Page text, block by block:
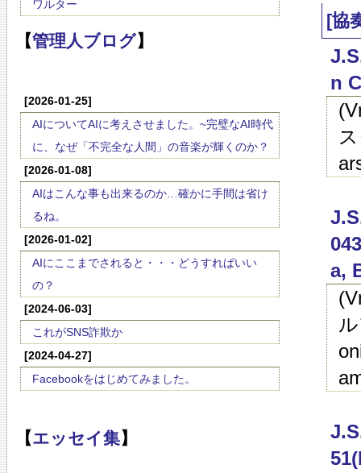
ワルター
【管理人ブログ】
[2026-01-25]
AIについてAIに考えさせました。~完璧なAI時代
に、なぜ「不完全な人間」の音楽が輝くのか？
[2026-01-08]
AIはこんな事も出来るのか…確かに手間は省け
るね。
[2026-01-02]
AIにここまでされると・・・どうすればいい
の？
[2024-06-03]
これがSNS詐欺か
[2024-04-27]
Facebookをはじめてみました。
【エッセイ集】
[協
n
a,